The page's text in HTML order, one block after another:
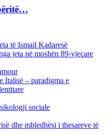
të Ismail Kadaresë
jeta në moshën 89-vjeçare
Italisë – paradigma e
sociale
dhe mbledhësi i thesareve të